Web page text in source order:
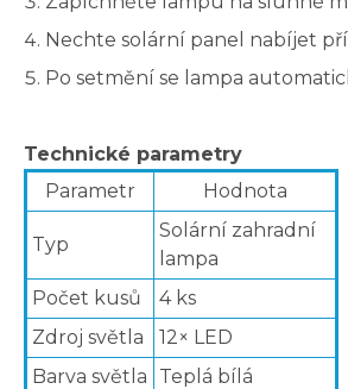
Nechte solární panel nabíjet
Po setmění se lampa
Technické parametry
Parametr
Hodnota
Typ
Solární zahradní
lampa
Počet kusů
4 ks
Zdroj světla
12× LED
Barva světla
Teplá bílá